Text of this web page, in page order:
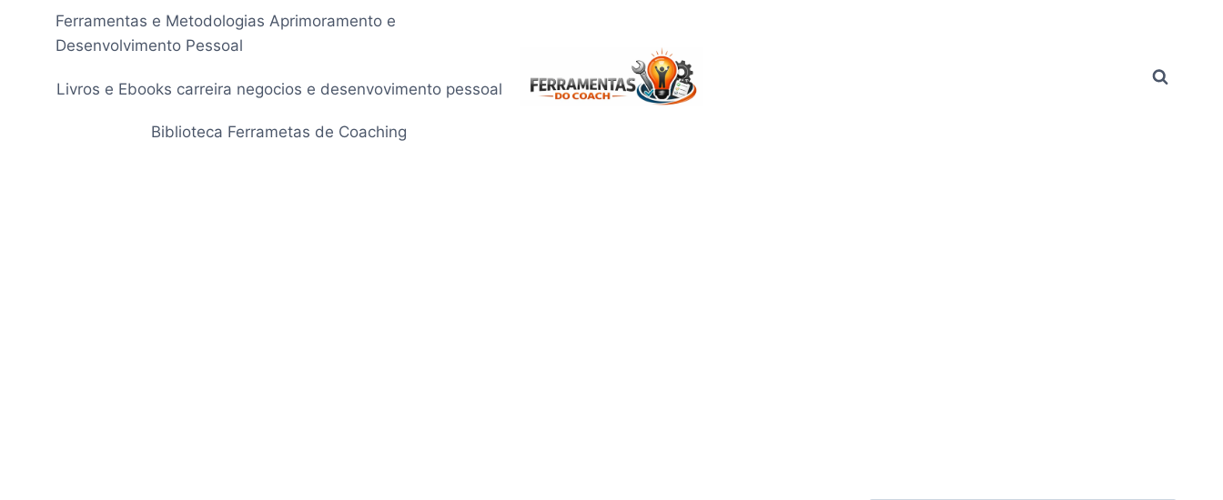
Conteúdo
Ferramentas e Metodologias Aprimoramento e
Desenvolvimento Pessoal
Livros e Ebooks carreira negocios e desenvovimento pessoal
Biblioteca Ferrametas de Coaching